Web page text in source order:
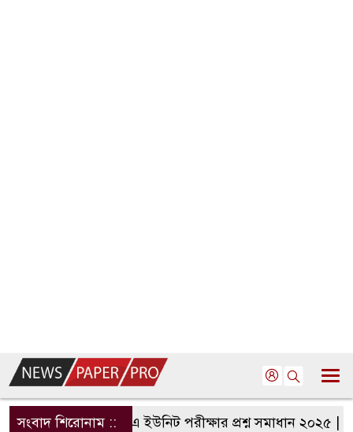
সংবাদ শিরোনাম ::রাবি এ ইউনিট পরীক্ষার প্রশ্ন সমাধান ২০২৫ |